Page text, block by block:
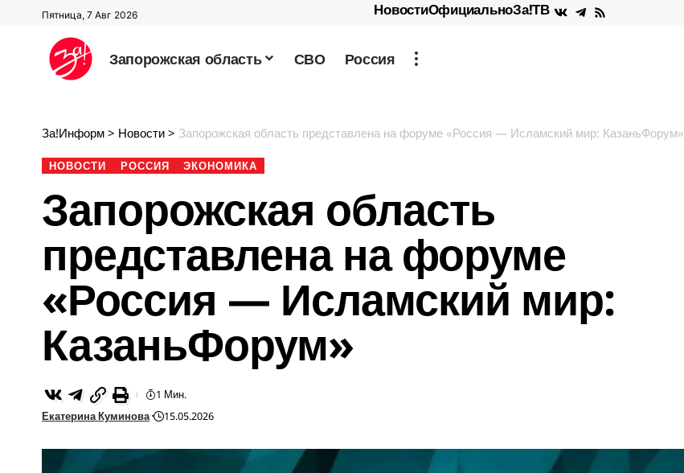
Пятница, 7 Авг 2026 НовостиОфициальноЗа!ТВ
Запорожская область СВО Россия
За!Информ > Новости > Запорожская область представлена на форуме «Россия — Исламский мир: КазаньФорум»
НОВОСТИ РОССИЯ ЭКОНОМИКА
Запорожская область
представлена на форуме
«Россия — Исламский мир:
КазаньФорум»
Екатерина Куминова 15.05.2026
1 Мин.